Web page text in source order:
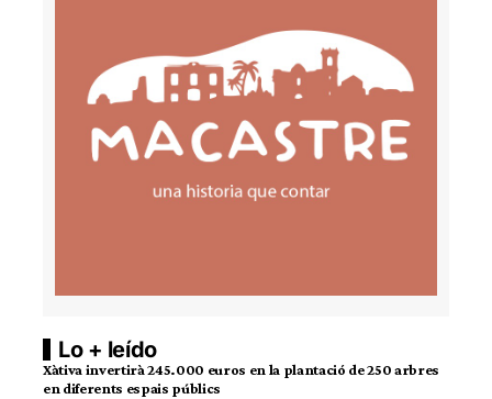
Lo + leído
Xàtiva invertirà 245.000 euros en la plantació de 250 arbres
en diferents espais públics